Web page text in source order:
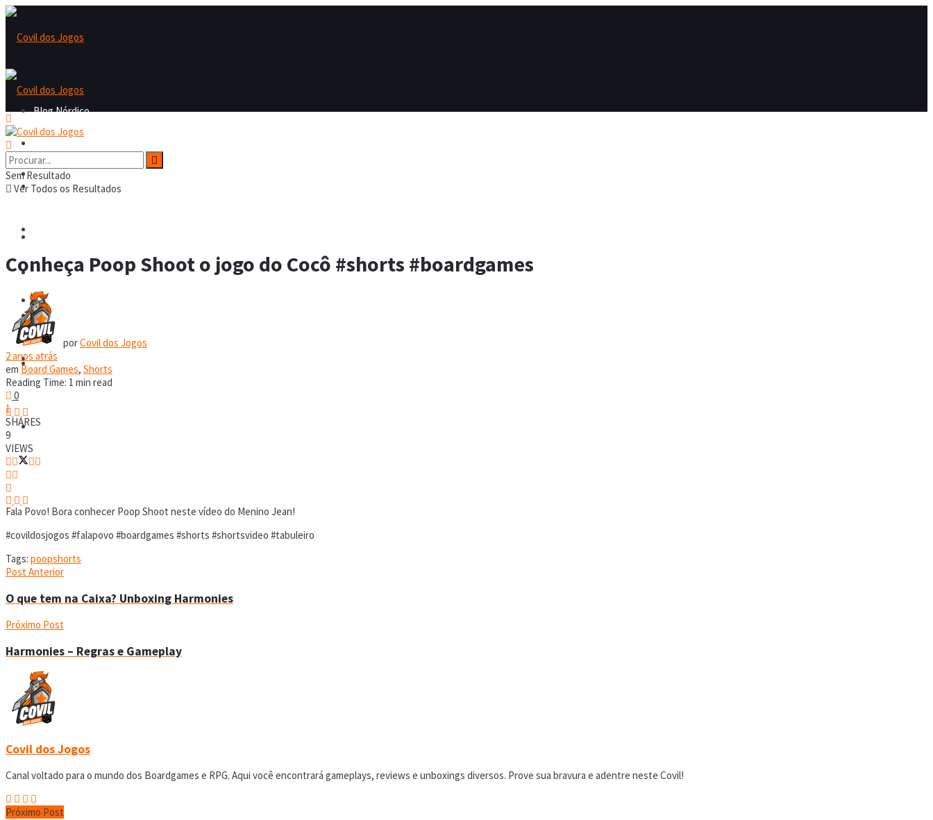
Blog Nórdico
Nordicast
Board Games
RPG
Covil Digital
Nordicast
Board Games
RPG
Covil Digital
Sem Resultado
Ver Todos os Resultados
Conheça Poop Shoot o jogo do Cocô #shorts #boardgames
porCovil dos Jogos
2 anos atrás
em Board Games, Shorts
Reading Time: 1 min read
0
1
SHARES
9
VIEWS
Fala Povo! Bora conhecer Poop Shoot neste vídeo do Menino Jean!
#covildosjogos #falapovo #boardgames #shorts #shortsvideo #tabuleiro
Tags: poopshorts
Post Anterior
O que tem na Caixa? Unboxing Harmonies
Próximo Post
Harmonies – Regras e Gameplay
Covil dos Jogos
Canal voltado para o mundo dos Boardgames e RPG. Aqui você encontrará gameplays, reviews e unboxings diversos. Prove sua bravura e adentre neste Covil!
Próximo Post